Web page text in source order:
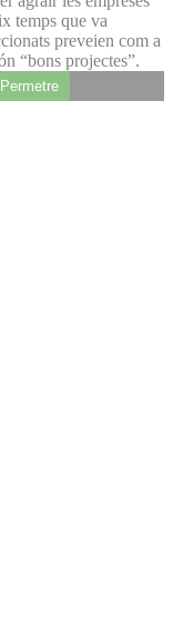
temps que va
preveien com a
“bons projectes”.
Permetre